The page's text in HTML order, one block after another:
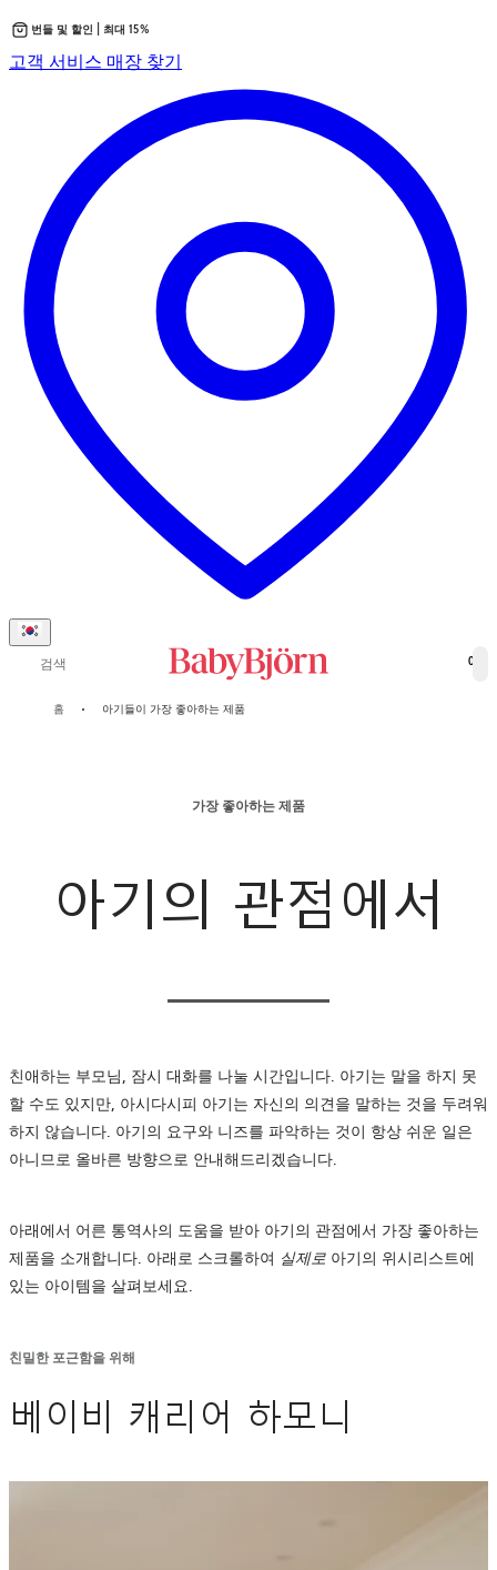
텐
가
기
번들 및 할인 | 최대 15%
고객 서비스 새
서
립
매장 찾기
검색 0
홈 아기들이 가장 좋아하는 제품
가장 좋아하는 제품
아기의 관점에서
친애하는 부모님, 잠시 대화를 나눌 시간입니다. 아기는 말을 하지 못
할 수도 있지만, 아시다시피 아기는 자신의 의견을 말하는 것을 두려워
하지 않습니다. 아기의 요구와 니즈를 파악하는 것이 항상 쉬운 일은
아니므로 올바른 방향으로 안내해드리겠습니다.
아래에서 어른 통역사의 도움을 받아 아기의 관점에서 가장 좋아하는
제품을 소개합니다. 아래로 스크롤하여 실제로 아기의 위시리스트에
있는 아이템을 살펴보세요.
친밀한 포근함을 위해
베이비 캐리어 하모니